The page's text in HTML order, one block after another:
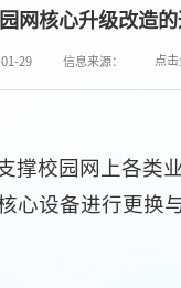
网核心升级改造的
29 信息来源： 点击
撑校园网上各类
心设备进行更换